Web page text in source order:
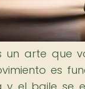
arte que
es